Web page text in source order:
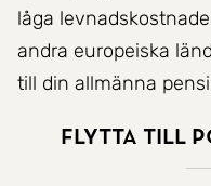
låga
andra europeiska
till din allmänna
Flytta till